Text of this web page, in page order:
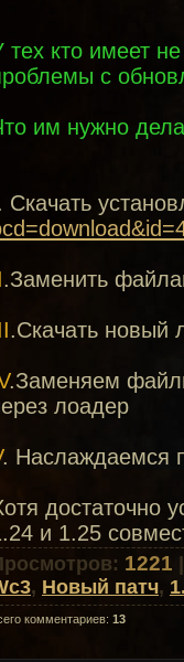
тех кто имеет
с
им нужно
Скачать
.Заменить
.Скачать новый
.Заменяем
лоадер
. Наслаждаемся
достаточно
и 1.25
: 1221
, Новый патч,
комментариев: 13